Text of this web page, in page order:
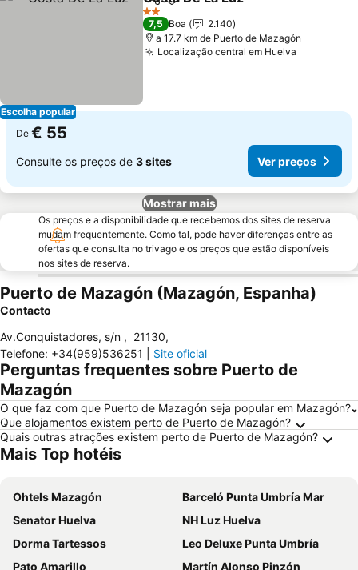
Escolha popular
PartilharAdicionar aos favoritos
2 Estrelas
7,5 Boa
2.140
a 17.7 km de Puerto de Mazagón
Localização central em Huelva
De € 55
Consulte os preços de 3 sites Ver preços
Mostrar mais
Os preços e a disponibilidade que recebemos dos sites de reserva
mudam frequentemente. Como tal, pode haver diferenças entre as
ofertas que consulta no trivago e os preços que estão disponíveis
nos sites de reserva.
Puerto de Mazagón (Mazagón, Espanha)
Contacto
Av.Conquistadores, s/n , 21130,
Telefone: +34(959)536251 Site oficial
Perguntas frequentes sobre Puerto de
Mazagón
O que faz com que Puerto de Mazagón seja popular em Mazagón?
Que alojamentos existem perto de Puerto de Mazagón?
Quais outras atrações existem perto de Puerto de Mazagón?
Mais Top hotéis
Ohtels Mazagón
Barceló Punta Umbría Mar
Senator Huelva
NH Luz Huelva
Dorma Tartessos
Leo Deluxe Punta Umbría
Pato Amarillo
Martín Alonso Pinzón